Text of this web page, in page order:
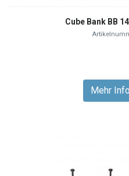
Cube Bank BB
Mehr